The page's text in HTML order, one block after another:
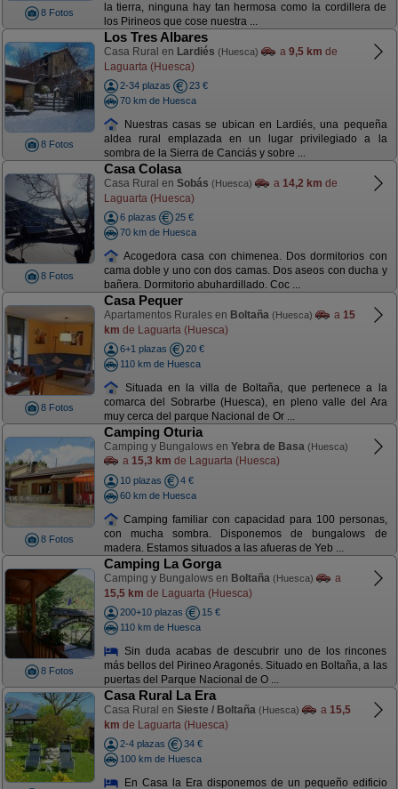
8 Fotos
la tierra, ninguna hay tan hermosa como la cordillera de
los Pirineos que cose nuestra ...
8 Fotos
Los Tres Albares
Casa Rural en Lardiés (Huesca) a 9,5 km de
Laguarta (Huesca)
2-34 plazas
23 €
70 km de Huesca
Nuestras casas se ubican en Lardiés, una pequeña
aldea rural emplazada en un lugar privilegiado a la
sombra de la Sierra de Canciás y sobre ...
8 Fotos
Casa Colasa
Casa Rural en Sobás (Huesca) a 14,2 km de
Laguarta (Huesca)
6 plazas
25 €
70 km de Huesca
Acogedora casa con chimenea. Dos dormitorios con
cama doble y uno con dos camas. Dos aseos con ducha y
bañera. Dormitorio abuhardillado. Coc ...
8 Fotos
Casa Pequer
Apartamentos Rurales en Boltaña (Huesca) a 15
km de Laguarta (Huesca)
6+1 plazas
20 €
110 km de Huesca
Situada en la villa de Boltaña, que pertenece a la
comarca del Sobrarbe (Huesca), en pleno valle del Ara
muy cerca del parque Nacional de Or ...
8 Fotos
Camping Oturia
Camping y Bungalows en Yebra de Basa (Huesca)
a 15,3 km de Laguarta (Huesca)
10 plazas
4 €
60 km de Huesca
Camping familiar con capacidad para 100 personas,
con mucha sombra. Disponemos de bungalows de
madera. Estamos situados a las afueras de Yeb ...
8 Fotos
Camping La Gorga
Camping y Bungalows en Boltaña (Huesca)
a
15,5 km de Laguarta (Huesca)
200+10 plazas
15 €
110 km de Huesca
Sin duda acabas de descubrir uno de los rincones
más bellos del Pirineo Aragonés. Situado en Boltaña, a las
puertas del Parque Nacional de O ...
Casa Rural La Era
Casa Rural en Sieste / Boltaña (Huesca) a 15,5
km de Laguarta (Huesca)
2-4 plazas
34 €
100 km de Huesca
En Casa la Era disponemos de un pequeño edificio